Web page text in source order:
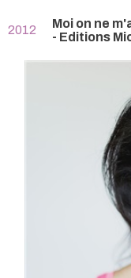
2012
Moi on ne
- Editions